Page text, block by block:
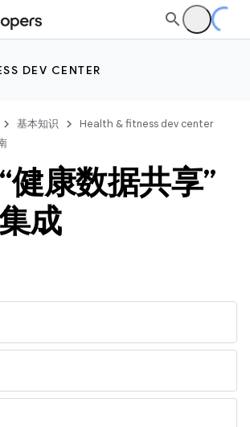
DEV CENTER
基本知识
Health & fitness dev center
健康数据共享”
成